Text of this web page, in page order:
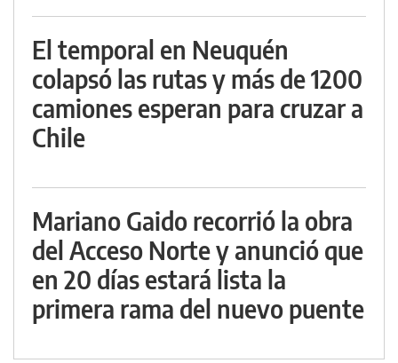
El temporal en Neuquén
colapsó las rutas y más de 1200
camiones esperan para cruzar a
Chile
Mariano Gaido recorrió la obra
del Acceso Norte y anunció que
en 20 días estará lista la
primera rama del nuevo puente